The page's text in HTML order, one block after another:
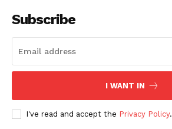
Subscribe
I WANT IN
I've read and accept the Privacy Policy.